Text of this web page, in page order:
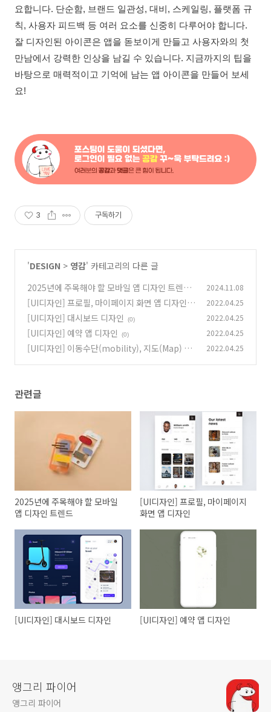
요합니다. 단순함, 브랜드 일관성, 대비, 스케일링, 플랫폼 규
칙, 사용자 피드백 등 여러 요소를 신중히 다루어야 합니다.
잘 디자인된 아이콘은 앱을 돋보이게 만들고 사용자와의 첫
만남에서 강력한 인상을 남길 수 있습니다. 지금까지의 팁을
바탕으로 매력적이고 기억에 남는 앱 아이콘을 만들어 보세
요!
3 구독하기
'DESIGN > 영감' 카테고리의 다른 글
2025년에 주목해야 할 모바일 앱 디자인 트렌드
(0)
2024.11.08
[UI디자인] 프로필, 마이페이지 화면 앱 디자인
(0)
2022.04.25
[UI디자인] 대시보드 디자인 (0) 2022.04.25
[UI디자인] 예약 앱 디자인 (0) 2022.04.25
[UI디자인] 이동수단(mobility), 지도(Map) 앱
2022.04.25
관련글
2025년에 주목해야 할 모바일
앱 디자인 트렌드
[UI디자인] 프로필, 마이페이지
화면 앱 디자인
[UI디자인] 대시보드 디자인 [UI디자인] 예약 앱 디자인
앵그리 파이어
앵그리 파이어